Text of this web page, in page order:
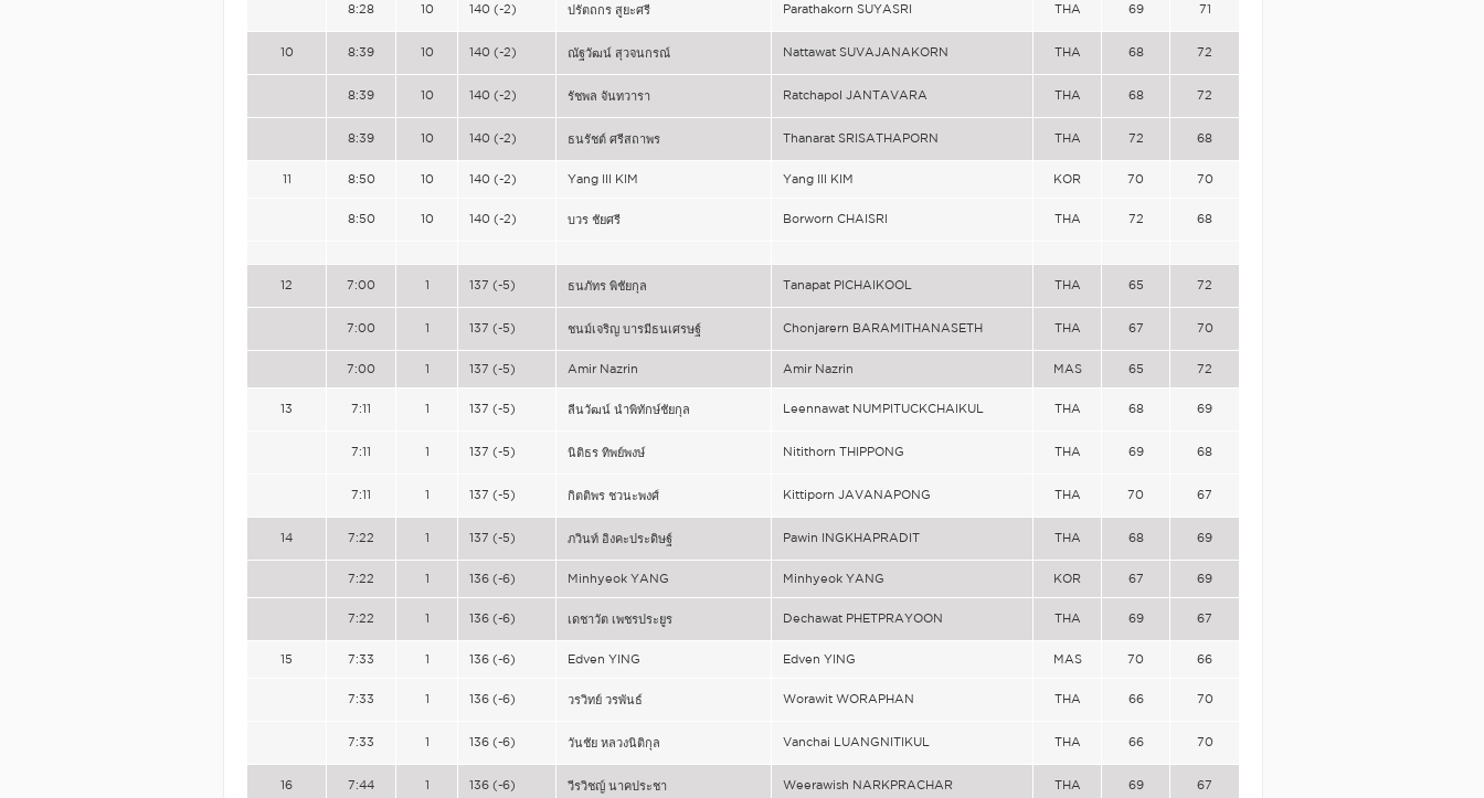
8:28 10 140 (-2) ปรัตถกร สูยะศรี Parathakorn SUYASRI THA 69 71
10 8:39 10 140 (-2) ณัฐวัฒน์ สุวจนกรณ์ Nattawat SUVAJANAKORN THA 68 72
8:39 10 140 (-2) รัชพล จันทวารา Ratchapol JANTAVARA THA 68 72
8:39 10 140 (-2) ธนรัชต์ ศรีสถาพร Thanarat SRISATHAPORN THA 72 68
11 8:50 10 140 (-2) Yang Ill KIM Yang Ill KIM KOR 70 70
8:50 10 140 (-2) บวร ชัยศรี Borworn CHAISRI THA 72 68
12 7:00 1 137 (-5) ธนภัทร พิชัยกุล Tanapat PICHAIKOOL THA 65 72
7:00 1 137 (-5) ชนม์เจริญ บารมีธนเศรษฐ์ Chonjarern BARAMITHANASETH THA 67 70
7:00 1 137 (-5) Amir Nazrin Amir Nazrin MAS 65 72
13 7:11 1 137 (-5) ลีนวัฒน์ นำพิทักษ์ชัยกุล Leennawat NUMPITUCKCHAIKUL THA 68 69
7:11 1 137 (-5) นิติธร ทิพย์พงษ์ Nitithorn THIPPONG THA 69 68
7:11 1 137 (-5) กิตติพร ชวนะพงศ์ Kittiporn JAVANAPONG THA 70 67
14 7:22 1 137 (-5) ภวินท์ อิงคะประดิษฐ์ Pawin INGKHAPRADIT THA 68 69
7:22 1 136 (-6) Minhyeok YANG Minhyeok YANG KOR 67 69
7:22 1 136 (-6) เดชาวัต เพชรประยูร Dechawat PHETPRAYOON THA 69 67
15 7:33 1 136 (-6) Edven YING Edven YING MAS 70 66
7:33 1 136 (-6) วรวิทย์ วรพันธ์ Worawit WORAPHAN THA 66 70
7:33 1 136 (-6) วันชัย หลวงนิติกุล Vanchai LUANGNITIKUL THA 66 70
16 7:44 1 136 (-6) วีรวิชญ์ นาคประชา Weerawish NARKPRACHAR THA 69 67